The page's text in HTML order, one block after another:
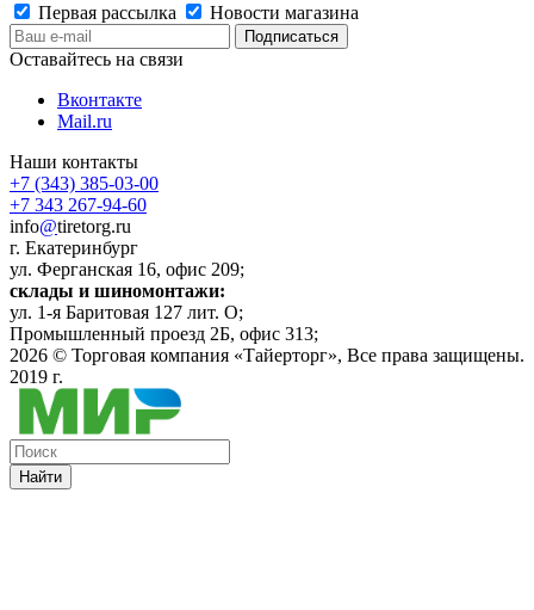
Первая рассылка
Новости магазина
Оставайтесь на связи
Вконтакте
Mail.ru
Наши контакты
+7 (343) 385-03-00
+7 343 267-94-60
info@tiretorg.ru
г. Екатеринбург
ул. Ферганская 16, офис 209;
склады и шиномонтажи:
ул. 1-я Баритовая 127 лит. О;
Промышленный проезд 2Б, офис 313;
2026 © Торговая компания «Тайерторг», Все права защищены.
2019 г.
Найти